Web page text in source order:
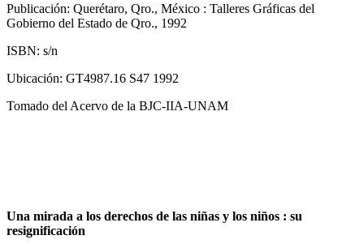
Publicación: Querétaro, Qro., México : Talleres Gráficas del
Gobierno del Estado de Qro., 1992
ISBN: s/n
Ubicación: GT4987.16 S47 1992
Tomado del Acervo de la BJC-IIA-UNAM
Una mirada a los derechos de las niñas y los niños : su
resignificación